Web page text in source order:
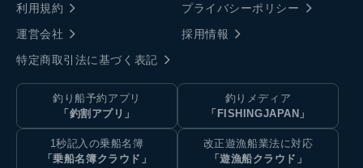
利用規約
プライバシーポリシー
運営会社
採用情報
特定商取引法に基づく表記
釣り船予約アプリ
「釣割アプリ」
釣りメディア
「FISHINGJAPAN」
1秒記入の乗船名簿
「乗船名簿クラウド」
改正遊漁船業法に対応
「遊漁船クラウド」